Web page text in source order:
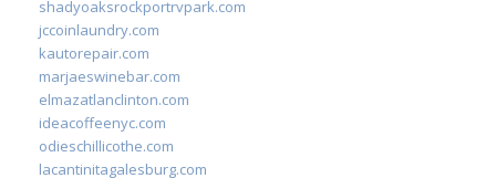
shadyoaksrockportrvpark.com
jccoinlaundry.com
kautorepair.com
marjaeswinebar.com
elmazatlanclinton.com
ideacoffeenyc.com
odieschillicothe.com
lacantinitagalesburg.com